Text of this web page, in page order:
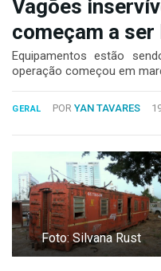
J3NEWS
COLUNAS
FALE
Copyright
Desenvolvido
por
Hesea
Tecnologia
Vagões
começam a
Equipamentos estão
operação começou em
GERAL POR YAN TAVARES
Foto: Silvana Rust